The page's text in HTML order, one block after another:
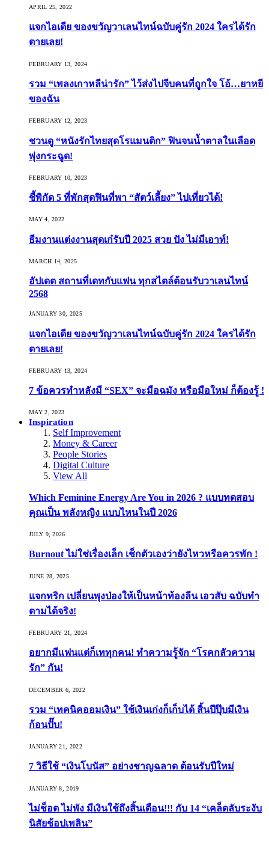
APRIL 25, 2022
แจกไอเดีย ของขวัญวาเลนไทน์ฉบับคู่รัก 2024 ใครได้รัก
ตายเลย!
FEBRUARY 13, 2024
รวม “เพลงเกาหลีน่ารัก” ไว้ส่งไปจีบคนที่ถูกใจ โอ้…ยาหยี
ของฉัน
FEBRUARY 12, 2023
ชวนดู “หนังรักไทยสุดโรแมนติก” ฟินจนน้ำตาลในเลือด
พุ่งกระฉูด!
FEBRUARY 10, 2023
ชี้พิกัด 5 ที่พักสุดฟินที่พา “สัตว์เลี้ยง” ไปเที่ยวได้!
MAY 4, 2022
ธีมงานแต่งงานสุดเก๋รับปี 2025 สวย ปัง ไม่มีเอาท์!
MARCH 14, 2025
อัปเดต สถานที่เดทกับแฟน ทุกสไตล์ต้อนรับวาเลนไทน์
2568
JANUARY 30, 2025
แจกไอเดีย ของขวัญวาเลนไทน์ฉบับคู่รัก 2024 ใครได้รัก
ตายเลย!
FEBRUARY 13, 2024
7 ข้อควรทำหลังมี “SEX” จะมือฉมัง หรือมือใหม่ ก็ต้องรู้ !
MAY 2, 2023
Inspiration
Self Improvement
Money & Career
People Stories
Digital Culture
View All
Which Feminine Energy Are You in 2026 ? แบบทดสอบ
คุณเป็น พลังหญิง แบบไหนในปี 2026
JULY 9, 2026
Burnout ไม่ใช่เรื่องเล็ก เช็กตัวเองว่ายังไหวหรือควรพัก !
JUNE 28, 2025
แจกทริก เปลี่ยนพุงป่องให้เป็นหน้าท้องลีน เอวสับ ฉบับทำ
ตามได้จริง!
FEBRUARY 21, 2024
อยากมีแฟนแต่ก็เททุกคน! ทำความรู้จัก “โรคกลัวความ
รัก” กัน!
DECEMBER 6, 2022
รวม “เทคนิคออมเงิน” ใช้เงินเก่งก็เก็บได้ สิ้นปีปุ๊บมีเงิน
ก้อนปั๊บ!
JANUARY 21, 2022
7 วิธีใช้ “เงินโบนัส” อย่างชาญฉลาด ต้อนรับปีใหม่
JANUARY 8, 2019
ไม่ช็อต ไม่พัง มีเงินใช้ถึงสิ้นเดือน!!! กับ 14 “เคล็ดลับระงับ
นิสัยช้อปเพลิน”